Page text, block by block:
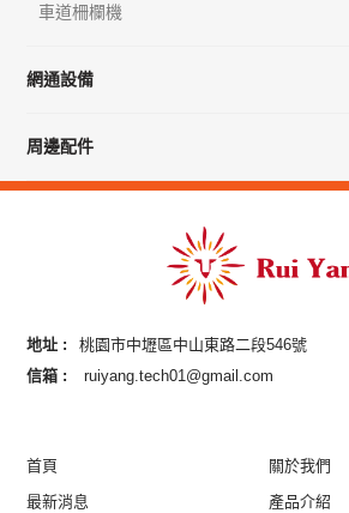
車道柵欄機
網通設備
周邊配件
地址 :
桃園市中壢區中山東路二段546號
信箱 :
ruiyang.tech01@gmail.com
首頁
關於我們
最新消息
產品介紹